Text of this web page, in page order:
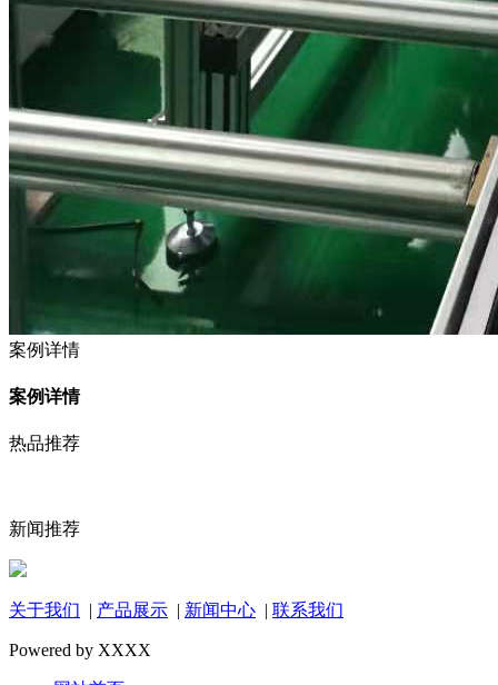
案例详情
案例详情
热品推荐
新闻推荐
关于我们 | 产品展示 | 新闻中心 | 联系我们
Powered by XXXX